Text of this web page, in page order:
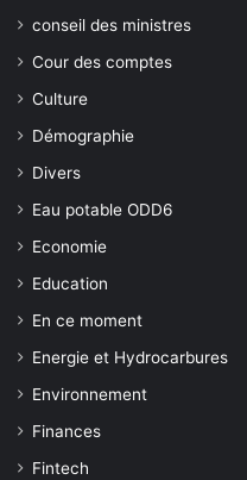
conseil des ministres
Cour des comptes
Culture
Démographie
Divers
Eau potable ODD6
Economie
Education
En ce moment
Energie et Hydrocarbures
Environnement
Finances
Fintech